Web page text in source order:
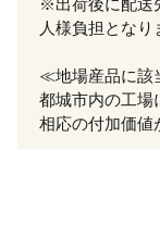
人様負担となり
≪地場産品に該
都城市内の工場
相応の付加価値